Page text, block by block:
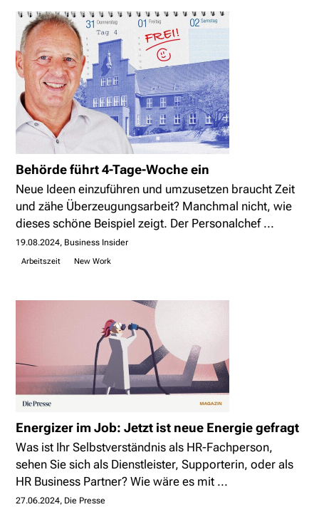
Behörde führt 4-Tage-Woche ein
Neue Ideen einzuführen und umzusetzen braucht Zeit
und zähe Überzeugungsarbeit? Manchmal nicht, wie
dieses schöne Beispiel zeigt. Der Personalchef ...
19.08.2024 Business Insider
Arbeitszeit New Work
Energizer im Job: Jetzt ist neue Energie gefragt
Was ist Ihr Selbstverständnis als HR-Fachperson,
sehen Sie sich als Dienstleister, Supporterin, oder als
HR Business Partner? Wie wäre es mit ...
27.06.2024 Die Presse